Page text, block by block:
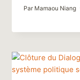
Par Mamaou Niang